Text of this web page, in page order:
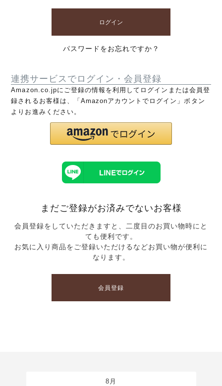
ログイン
パスワードをお忘れですか？
連携サービスでログイン・会員登録
Amazon.co.jpにご登録の情報を利用してログインまたは会員登
録されるお客様は、「Amazonアカウントでログイン」ボタン
よりお進みください。
まだご登録がお済みでないお客様
会員登録をしていただきますと、二度目のお買い物時にと
ても便利です。
お気に入り商品をご登録いただけるなどお買い物が便利に
なります。
会員登録
8月